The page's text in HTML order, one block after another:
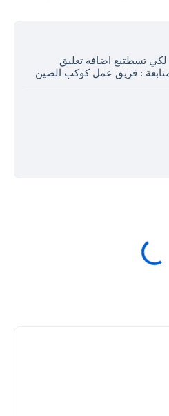
تسطتيع اضافة تعليق
: فريق عمل كوكب الصين